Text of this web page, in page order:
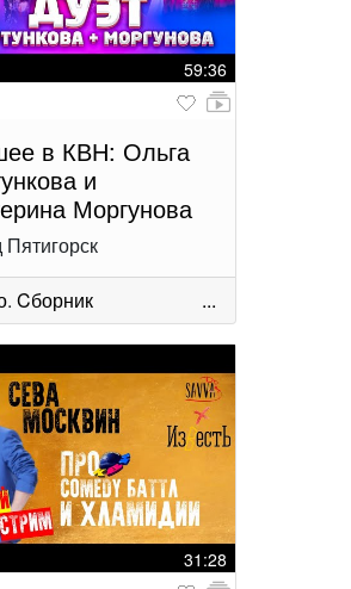
59:36
в КВН: Ольга
и
Моргунова
Пятигорск
. Cборник ...
31:28